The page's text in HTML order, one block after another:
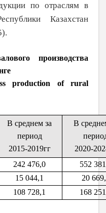
по отраслям в
Казахстан
производства
production of rural
В среднем за
период
2015-2019гг
В
2020-
242 476,0
552
15 044,1
20
108 728,1 168